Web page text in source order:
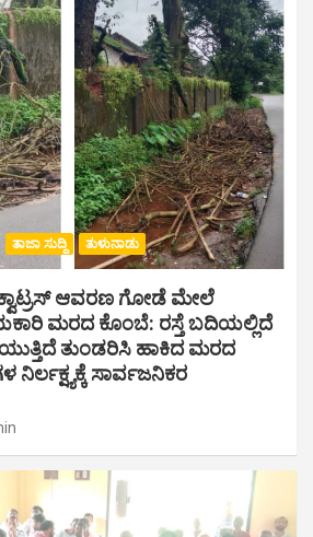
ತಾಜಾ ಸುದ್ದಿ ತುಳುನಾಡು
ಆವರಣ ಗೋಡೆ ಮೇಲೆ
ಮರದ ಕೊಂಬೆ: ರಸ್ತೆ ಬದಿಯಲ್ಲಿದೆ
ತುಂಡರಿಸಿ ಹಾಕಿದ ಮರದ
ನಿರ್ಲಕ್ಷ್ಯಕ್ಕೆ ಸಾರ್ವಜನಿಕರ